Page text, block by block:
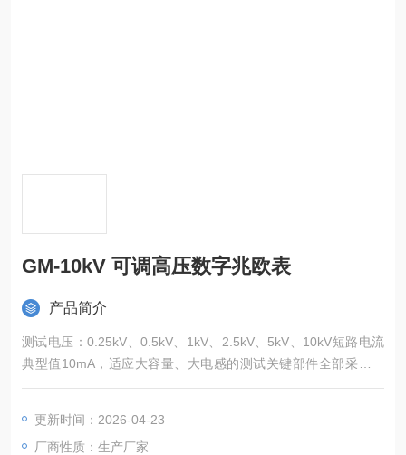
GM-10kV 可调高压数字兆欧表
产品简介
测试电压：0.25kV、0.5kV、1kV、2.5kV、5kV、10kV短路电流
典型值10mA，适应大容量、大电感的测试关键部件全部采用进
口元件，保证测量精度准确
更新时间：2026-04-23
厂商性质：生产厂家